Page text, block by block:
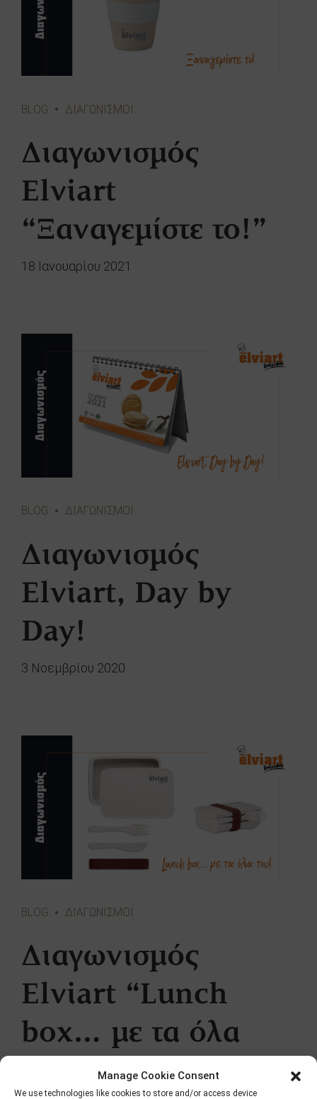
Manage Cookie Consent
We use technologies like cookies to store and/or access device
BLOG ΔΙΑΓΩΝΙΣΜΟΙ
Διαγωνισμός
Elviart
“Ξαναγεμίστε το!”
18 Ιανουαρίου 2021
BLOG ΔΙΑΓΩΝΙΣΜΟΙ
Διαγωνισμός
Elviart, Day by
Day!
3 Νοεμβρίου 2020
BLOG ΔΙΑΓΩΝΙΣΜΟΙ
Διαγωνισμός
Elviart “Lunch
box… με τα όλα